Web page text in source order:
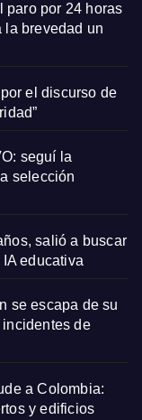
paro por 24 horas
la brevedad un
el discurso de
seguí la
selección
salió a buscar
educativa
se escapa de su
de
a Colombia:
y edificios